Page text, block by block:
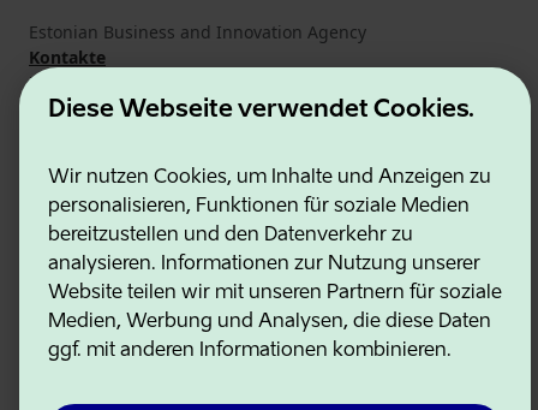
Diese Webseite verwendet Cookies.
Wir nutzen Cookies, um Inhalte und Anzeigen zu
personalisieren, Funktionen für soziale Medien
bereitzustellen und den Datenverkehr zu
analysieren. Informationen zur Nutzung unserer
Website teilen wir mit unseren Partnern für soziale
Medien, Werbung und Analysen, die diese Daten
ggf. mit anderen Informationen kombinieren.
Estonian Business and Innovation Agency
Kontakte
Kooperationspartner
Nutzungsbedingungen